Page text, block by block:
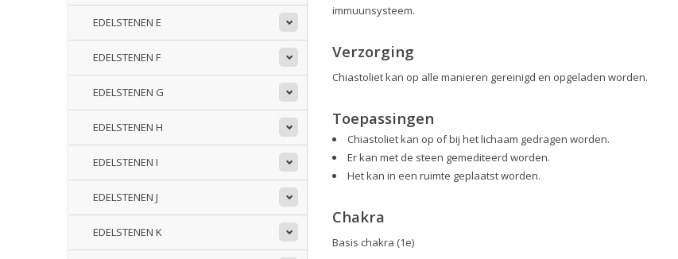
EDELSTENEN E
EDELSTENEN F
EDELSTENEN G
EDELSTENEN H
EDELSTENEN I
EDELSTENEN J
EDELSTENEN K
immuunsysteem.
Verzorging
Chiastoliet kan op alle manieren gereinigd en opgeladen worden.
Toepassingen
Chiastoliet kan op of bij het lichaam gedragen worden.
Er kan met de steen gemediteerd worden.
Het kan in een ruimte geplaatst worden.
Chakra
Basis chakra (1e)